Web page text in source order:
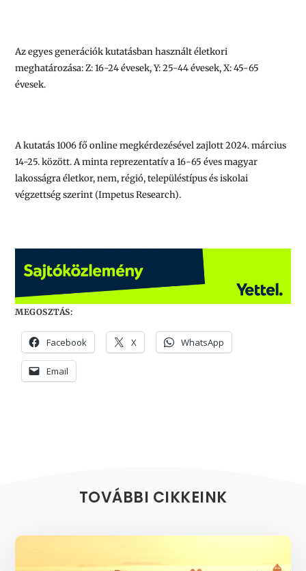
Az egyes generációk kutatásban használt életkori
meghatározása: Z: 16-24 évesek, Y: 25-44 évesek, X: 45-65
évesek.
A kutatás 1006 fő online megkérdezésével zajlott 2024. március
14-25. között. A minta reprezentatív a 16-65 éves magyar
lakosságra életkor, nem, régió, településtípus és iskolai
végzettség szerint (Impetus Research).
MEGOSZTÁS:
Facebook X WhatsApp
Email
TOVÁBBI CIKKEINK